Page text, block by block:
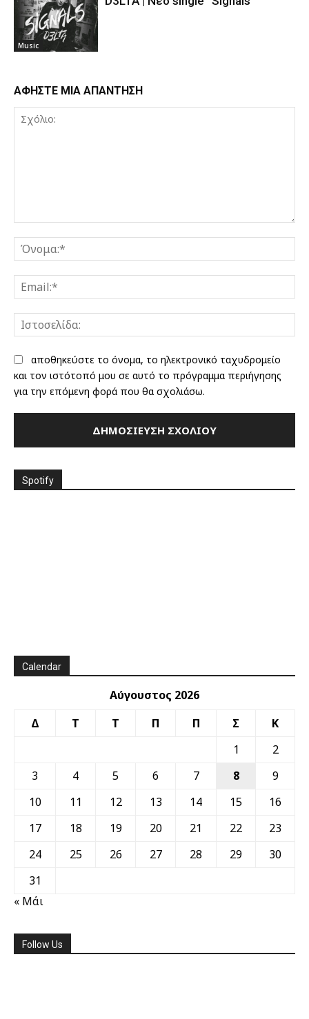
Music
ΑΦΗΣΤΕ ΜΙΑ ΑΠΑΝΤΗΣΗ
αποθηκεύστε το όνομα, το ηλεκτρονικό ταχυδρομείο
και τον ιστότοπό μου σε αυτό το πρόγραμμα περιήγησης
για την επόμενη φορά που θα σχολιάσω.
Spotify
Calendar
Αύγουστος 2026
Δ
Τ Τ Π Π Σ
Κ
1
2
3
4 5 6 7 8
9
10
11 12 13 14 15
16
17
18 19 20 21 22
23
24
25 26 27 28 29
30
31
« Μάι
Follow Us